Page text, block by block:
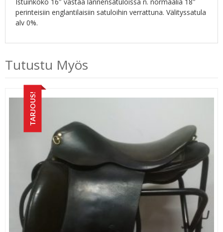
perinteisiin englantilaisiin satuloihin verrattuna. Välityssatula
alv 0%.
Tutustu Myös
TARJOUS!